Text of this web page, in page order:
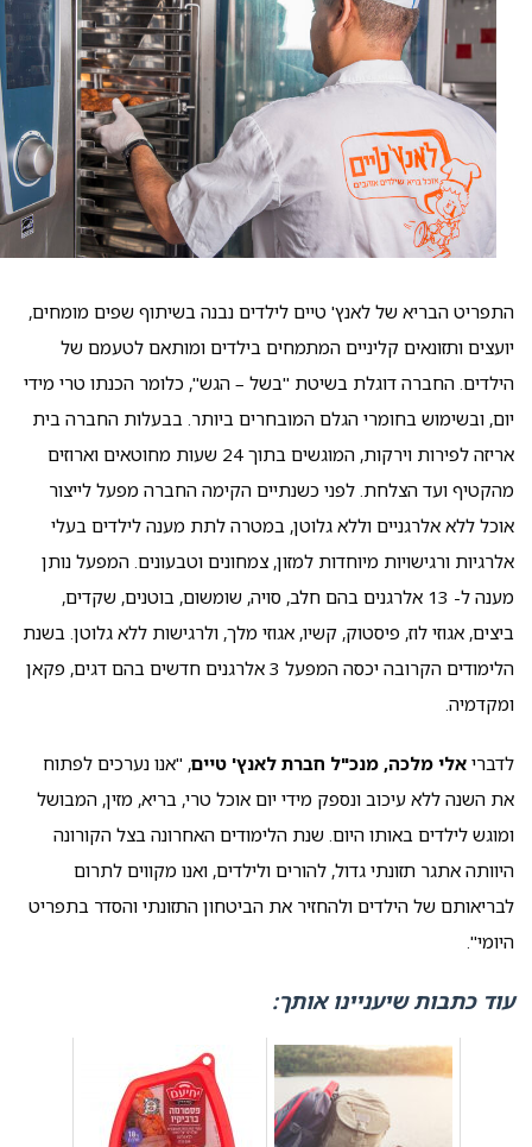
התפריט הבריא של לאנץ' טיים לילדים נבנה בשיתוף שפים מומחים,
יועצים ותזונאים קליניים המתמחים בילדים ומותאם לטעמם של
הילדים. החברה דוגלת בשיטת "בשל – הגש", כלומר הכנתו טרי מידי
יום, ובשימוש בחומרי הגלם המובחרים ביותר. בבעלות החברה בית
אריזה לפירות וירקות, המוגשים בתוך 24 שעות מחוטאים וארוזים
מהקטיף ועד הצלחת. לפני כשנתיים הקימה החברה מפעל לייצור
אוכל ללא אלרגניים וללא גלוטן, במטרה לתת מענה לילדים בעלי
אלרגיות ורגישויות מיוחדות למזון, צמחונים וטבעונים. המפעל נותן
מענה ל- 13 אלרגנים בהם חלב, סויה, שומשום, בוטנים, שקדים,
ביצים, אגוזי לוז, פיסטוק, קשיו, אגוזי מלך, ולרגישות ללא גלוטן. בשנת
הלימודים הקרובה יכסה המפעל 3 אלרגנים חדשים בהם דגים, פקאן
ומקדמיה.
לדברי אלי מלכה, מנכ"ל חברת לאנץ' טיים, "אנו נערכים לפתוח
את השנה ללא עיכוב ונספק מידי יום אוכל טרי, בריא, מזין, המבושל
ומוגש לילדים באותו היום. שנת הלימודים האחרונה בצל הקורונה
היוותה אתגר תזונתי גדול, להורים ולילדים, ואנו מקווים לתרום
לבריאותם של הילדים ולהחזיר את הביטחון התזונתי והסדר בתפריט
היומי".
עוד כתבות שיעניינו אותך: